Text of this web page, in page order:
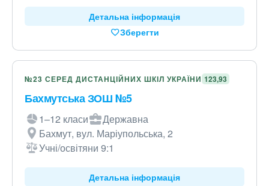
Детальна інформація
Зберегти
№23 СЕРЕД ДИСТАНЦІЙНИХ ШКІЛ УКРАЇНИ 123,93
Бахмутська ЗОШ №5
1–12 класи
Державна
Бахмут, вул. Маріупольська, 2
Учні/освітяни 9:1
Детальна інформація